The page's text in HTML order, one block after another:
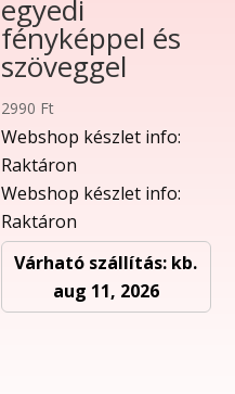
egyedi
fényképpel és
szöveggel
2990 Ft
Webshop készlet info:
Raktáron
Webshop készlet info:
Raktáron
Várható szállítás: kb.
aug 11, 2026